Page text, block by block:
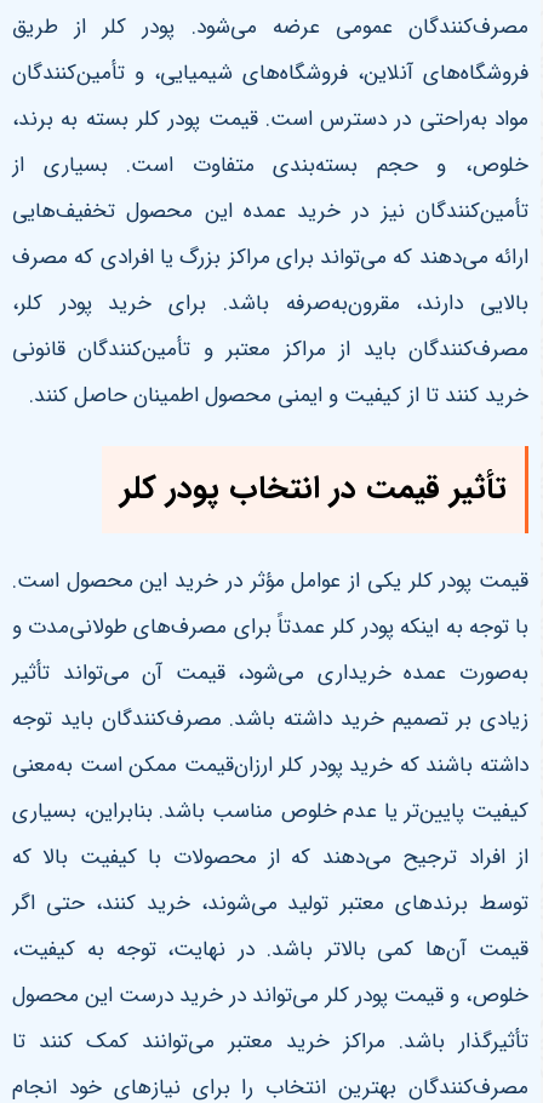
مصرف‌کنندگان عمومی عرضه می‌شود. پودر کلر از طریق
فروشگاه‌های آنلاین، فروشگاه‌های شیمیایی، و تأمین‌کنندگان
مواد به‌راحتی در دسترس است. قیمت پودر کلر بسته به برند،
خلوص، و حجم بسته‌بندی متفاوت است. بسیاری از
تأمین‌کنندگان نیز در خرید عمده این محصول تخفیف‌هایی
ارائه می‌دهند که می‌تواند برای مراکز بزرگ یا افرادی که مصرف
بالایی دارند، مقرون‌به‌صرفه باشد. برای خرید پودر کلر،
مصرف‌کنندگان باید از مراکز معتبر و تأمین‌کنندگان قانونی
خرید کنند تا از کیفیت و ایمنی محصول اطمینان حاصل کنند.
تأثیر قیمت در انتخاب پودر کلر
قیمت پودر کلر یکی از عوامل مؤثر در خرید این محصول است.
با توجه به اینکه پودر کلر عمدتاً برای مصرف‌های طولانی‌مدت و
به‌صورت عمده خریداری می‌شود، قیمت آن می‌تواند تأثیر
زیادی بر تصمیم خرید داشته باشد. مصرف‌کنندگان باید توجه
داشته باشند که خرید پودر کلر ارزان‌قیمت ممکن است به‌معنی
کیفیت پایین‌تر یا عدم خلوص مناسب باشد. بنابراین، بسیاری
از افراد ترجیح می‌دهند که از محصولات با کیفیت بالا که
توسط برندهای معتبر تولید می‌شوند، خرید کنند، حتی اگر
قیمت آن‌ها کمی بالاتر باشد. در نهایت، توجه به کیفیت،
خلوص، و قیمت پودر کلر می‌تواند در خرید درست این محصول
تأثیرگذار باشد. مراکز خرید معتبر می‌توانند کمک کنند تا
مصرف‌کنندگان بهترین انتخاب را برای نیازهای خود انجام